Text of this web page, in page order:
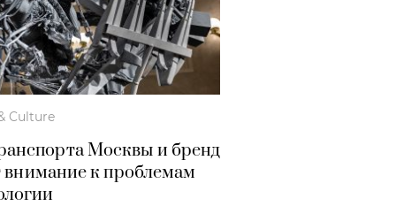
Culture
Москвы и бренд
к проблемам